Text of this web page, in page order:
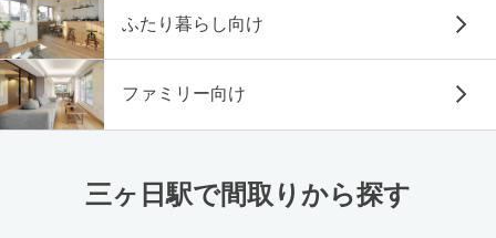
ふたり暮らし向け
ファミリー向け
三ヶ日駅で間取りから探す